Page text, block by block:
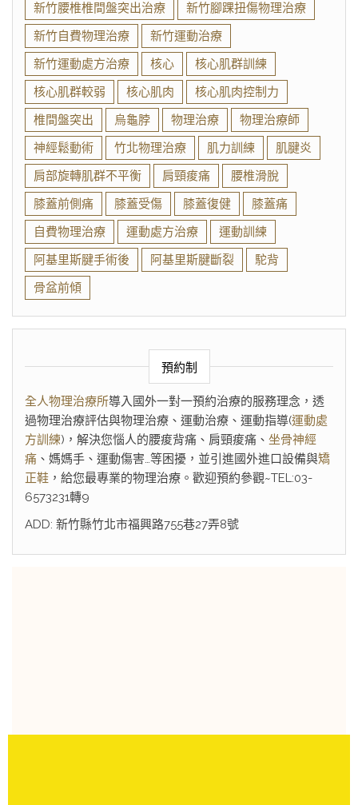
新竹腰椎椎間盤突出治療
新竹腳踝扭傷物理治療
新竹自費物理治療
新竹運動治療
新竹運動處方治療
核心
核心肌群訓練
核心肌群較弱
核心肌肉
核心肌肉控制力
椎間盤突出
烏龜脖 物理治療
物理治療師
神經鬆動術
竹北物理治療 肌力訓練
肌腱炎
肩部旋轉肌群不平衡
肩頸痠痛
腰椎滑脫
膝蓋前側痛
膝蓋受傷 膝蓋復健
膝蓋痛
自費物理治療
運動處方治療
運動訓練
阿基里斯腱手術後
阿基里斯腱斷裂
駝背
骨盆前傾
預約制
全人物理治療所導入國外一對一預約治療的服務理念，透
過物理治療評估與物理治療、運動治療、運動指導(運動處
方訓練)，解決您惱人的腰痠背痛、肩頸痠痛、 坐骨神經
痛 、媽媽手、運動傷害…等困擾，並引進國外進口設備與矯
正鞋 ，給您最專業的物理治療。歡迎預約參觀~TEL:03-
6573231轉9
ADD: 新竹縣竹北市福興路755巷27弄8號